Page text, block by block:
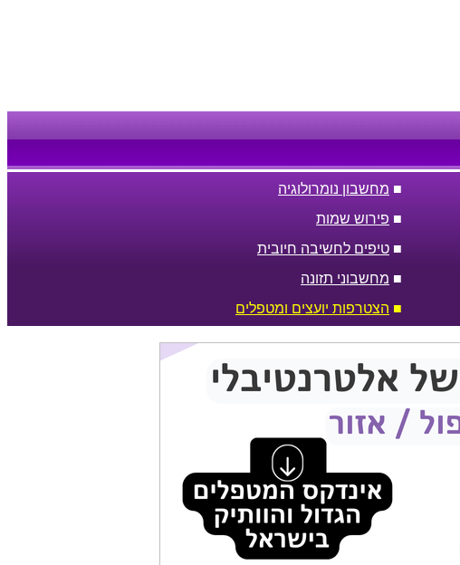
■ מחשבון נומרולוגיה
■ פירוש שמות
■ טיפים לחשיבה חיובית
■ מחשבוני תזונה
■ הצטרפות יועצים ומטפלים